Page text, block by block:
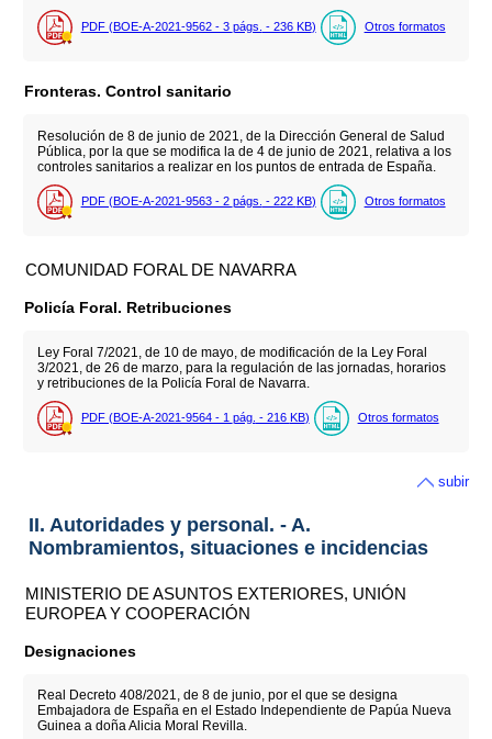
PDF (BOE-A-2021-9562 - 3 págs. - 236 KB) Otros formatos
Fronteras. Control sanitario
Resolución de 8 de junio de 2021, de la Dirección General de Salud
Pública, por la que se modifica la de 4 de junio de 2021, relativa a los
controles sanitarios a realizar en los puntos de entrada de España.
PDF (BOE-A-2021-9563 - 2 págs. - 222 KB) Otros formatos
COMUNIDAD FORAL DE NAVARRA
Policía Foral. Retribuciones
Ley Foral 7/2021, de 10 de mayo, de modificación de la Ley Foral
3/2021, de 26 de marzo, para la regulación de las jornadas, horarios
y retribuciones de la Policía Foral de Navarra.
PDF (BOE-A-2021-9564 - 1 pág. - 216 KB) Otros formatos
subir
II. Autoridades y personal. - A.
Nombramientos, situaciones e incidencias
MINISTERIO DE ASUNTOS EXTERIORES, UNIÓN
EUROPEA Y COOPERACIÓN
Designaciones
Real Decreto 408/2021, de 8 de junio, por el que se designa
Embajadora de España en el Estado Independiente de Papúa Nueva
Guinea a doña Alicia Moral Revilla.